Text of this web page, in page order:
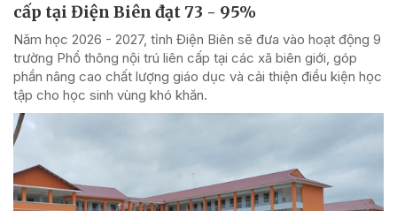
cấp tại Điện Biên đạt 73 - 95%
Năm học 2026 - 2027, tỉnh Điện Biên sẽ đưa vào hoạt động 9
trường Phổ thông nội trú liên cấp tại các xã biên giới, góp
phần nâng cao chất lượng giáo dục và cải thiện điều kiện học
tập cho học sinh vùng khó khăn.